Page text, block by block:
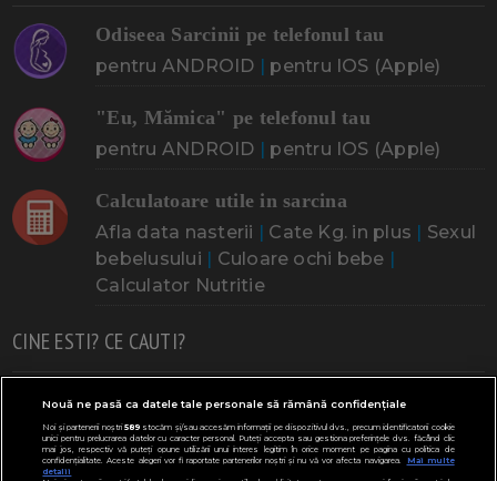
Odiseea Sarcinii pe telefonul tau
pentru ANDROID | pentru IOS (Apple)
"Eu, Mămica" pe telefonul tau
pentru ANDROID | pentru IOS (Apple)
Calculatoare utile in sarcina
Afla data nasterii | Cate Kg. in plus | Sexul
bebelusului | Culoare ochi bebe |
Calculator Nutritie
CINE ESTI? CE CAUTI?
Doresc un copil Adoptia Probleme cu sarcina
Urmeaza sa nasc Probleme alaptare Bebe plange
Bebe febra Cresa, Gradinta
Nouă ne pasă ca datele tale personale să rămână confidențiale
Noi și partenerii noștri589stocăm și/sau accesăm informații pe dispozitivul dvs., precum identificatorii cookie
unici pentru prelucrarea datelor cu caracter personal. Puteți accepta sau gestiona preferințele dvs. făcând clic
mai jos, respectiv vă puteți opune utilizării unui interes legitim în orice moment pe pagina cu politica de
confidențialitate. Aceste alegeri vor fi raportate partenerilor noștri și nu vă vor afecta navigarea.
Mai multe
detalii